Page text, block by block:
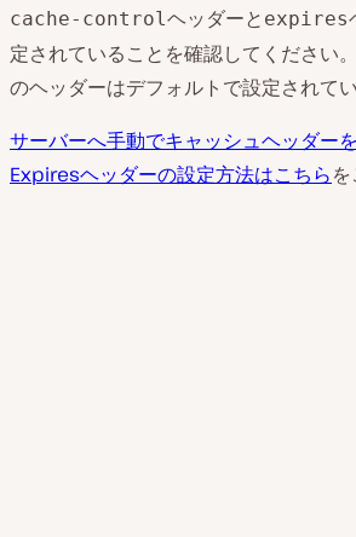
cache-controlヘッダーと expires
定されていることを確認してください
のヘッダーはデフォルトで設定されてい
サーバーへ手動でキャッシュヘッダー
Expiresヘッダーの設定方法はこちら